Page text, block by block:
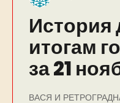
История
итогам
за 21
ВАСЯ И